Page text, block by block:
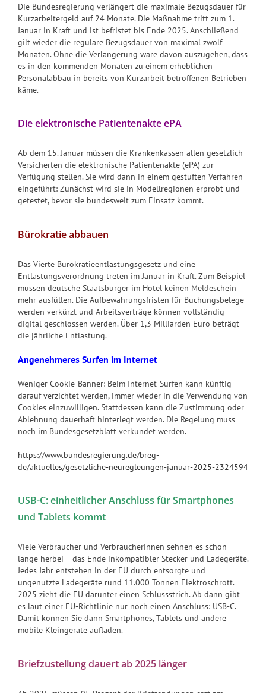
Die Bundesregierung verlängert die maximale Bezugsdauer für
Kurzarbeitergeld auf 24 Monate. Die Maßnahme tritt zum 1.
Januar in Kraft und ist befristet bis Ende 2025. Anschließend
gilt wieder die reguläre Bezugsdauer von maximal zwölf
Monaten. Ohne die Verlängerung wäre davon auszugehen, dass
es in den kommenden Monaten zu einem erheblichen
Personalabbau in bereits von Kurzarbeit betroffenen Betrieben
käme.
Die elektronische Patientenakte ePA
Ab dem 15. Januar müssen die Krankenkassen allen gesetzlich
Versicherten die elektronische Patientenakte (ePA) zur
Verfügung stellen. Sie wird dann in einem gestuften Verfahren
eingeführt: Zunächst wird sie in Modellregionen erprobt und
getestet, bevor sie bundesweit zum Einsatz kommt.
Bürokratie abbauen
Das Vierte Bürokratieentlastungsgesetz und eine
Entlastungsverordnung treten im Januar in Kraft. Zum Beispiel
müssen deutsche Staatsbürger im Hotel keinen Meldeschein
mehr ausfüllen. Die Aufbewahrungsfristen für Buchungsbelege
werden verkürzt und Arbeitsverträge können vollständig
digital geschlossen werden. Über 1,3 Milliarden Euro beträgt
die jährliche Entlastung.
Angenehmeres Surfen im Internet
Weniger Cookie-Banner: Beim Internet-Surfen kann künftig
darauf verzichtet werden, immer wieder in die Verwendung von
Cookies einzuwilligen. Stattdessen kann die Zustimmung oder
Ablehnung dauerhaft hinterlegt werden. Die Regelung muss
noch im Bundesgesetzblatt verkündet werden.
https://www.bundesregierung.de/breg-
de/aktuelles/gesetzliche-neuregleungen-januar-2025-2324594
USB-C: einheitlicher Anschluss für Smartphones
und Tablets kommt
Viele Verbraucher und Verbraucherinnen sehnen es schon
lange herbei – das Ende inkompatibler Stecker und Ladegeräte.
Jedes Jahr entstehen in der EU durch entsorgte und
ungenutzte Ladegeräte rund 11.000 Tonnen Elektroschrott.
2025 zieht die EU darunter einen Schlussstrich. Ab dann gibt
es laut einer EU-Richtlinie nur noch einen Anschluss: USB-C.
Damit können Sie dann Smartphones, Tablets und andere
mobile Kleingeräte aufladen.
Briefzustellung dauert ab 2025 länger